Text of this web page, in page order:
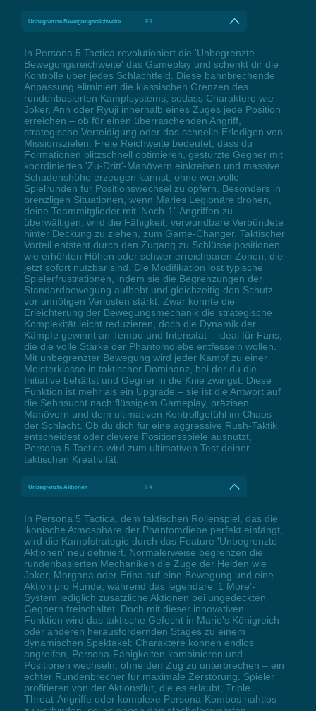
Unbegrenzte Bewegungsreichweite F3
In Persona 5 Tactica revolutioniert die 'Unbegrenzte
Bewegungsreichweite' das Gameplay und schenkt dir die
Kontrolle über jedes Schlachtfeld. Diese bahnbrechende
Anpassung eliminiert die klassischen Grenzen des
rundenbasierten Kampfsystems, sodass Charaktere wie
Joker, Ann oder Ryuji innerhalb eines Zuges jede Position
erreichen – ob für einen überraschenden Angriff,
strategische Verteidigung oder das schnelle Erledigen von
Missionszielen. Freie Reichweite bedeutet, dass du
Formationen blitzschnell optimieren, gestürzte Gegner mit
koordinierten 'Zu-Dritt'-Manövern einkreisen und massive
Schadenshöhe erzeugen kannst, ohne wertvolle
Spielrunden für Positionswechsel zu opfern. Besonders in
brenzligen Situationen, wenn Maries Legionäre drohen,
deine Teammitglieder mit 'Noch-1'-Angriffen zu
überwältigen, wird die Fähigkeit, verwundbare Verbündete
hinter Deckung zu ziehen, zum Game-Changer. Taktischer
Vorteil entsteht durch den Zugang zu Schlüsselpositionen
wie erhöhten Höhen oder schwer erreichbaren Zonen, die
jetzt sofort nutzbar sind. Die Modifikation löst typische
Spielerfrustrationen, indem sie die Begrenzungen der
Standardbewegung aufhebt und gleichzeitig den Schutz
vor unnötigen Verlusten stärkt. Zwar könnte die
Erleichterung der Bewegungsmechanik die strategische
Komplexität leicht reduzieren, doch die Dynamik der
Kämpfe gewinnt an Tempo und Intensität – ideal für Fans,
die die volle Stärke der Phantomdiebe entfesseln wollen.
Mit unbegrenzter Bewegung wird jeder Kampf zu einer
Meisterklasse in taktischer Dominanz, bei der du die
Initiative behältst und Gegner in die Knie zwingst. Diese
Funktion ist mehr als ein Upgrade – sie ist die Antwort auf
die Sehnsucht nach flüssigem Gameplay, präzisen
Manövern und dem ultimativen Kontrollgefühl im Chaos
der Schlacht. Ob du dich für eine aggressive Rush-Taktik
entscheidest oder clevere Positionsspiele ausnutzt,
Persona 5 Tactica wird zum ultimativen Test deiner
taktischen Kreativität.
Unbegrenzte Aktionen F4
In Persona 5 Tactica, dem taktischen Rollenspiel, das die
ikonische Atmosphäre der Phantomdiebe perfekt einfängt,
wird die Kampfstrategie durch das Feature 'Unbegrenzte
Aktionen' neu definiert. Normalerweise begrenzen die
rundenbasierten Mechaniken die Züge der Helden wie
Joker, Morgana oder Erina auf eine Bewegung und eine
Aktion pro Runde, während das legendäre '1 More'-
System lediglich zusätzliche Aktionen bei ungedeckten
Gegnern freischaltet. Doch mit dieser innovativen
Funktion wird das taktische Gefecht in Marie's Königreich
oder anderen herausfordernden Stages zu einem
dynamischen Spektakel: Charaktere können endlos
angreifen, Persona-Fähigkeiten kombinieren und
Positionen wechseln, ohne den Zug zu unterbrechen – ein
echter Rundenbrecher für maximale Zerstörung. Spieler
profitieren von der Aktionsflut, die es erlaubt, Triple
Threat-Angriffe oder komplexe Persona-Kombos nahtlos